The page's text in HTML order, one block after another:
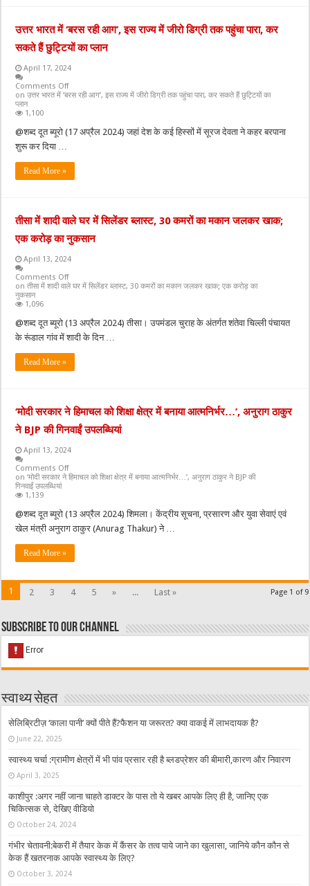
उत्तर भारत में ‘बरस रही आग’, इस राज्य में जीरो डिग्री तक पहुंचा पारा, कर
सकते हैं छुट्टियों का प्लान
April 17, 2024
Comments Off
on उत्तर भारत में ‘बरस रही आग’, इस राज्य में जीरो डिग्री तक पहुंचा पारा, कर सकते हैं छुट्टियों का
प्लान
1,100
@शब्द दूत ब्यूरो (17 अप्रैल 2024) जहां देश के कई हिस्सों में सूरज देवता ने कहर बरपाना
शुरू कर दिया …
Read More »
तीसा में शादी वाले घर में सिलेंडर ब्लास्ट, 30 कमरों का मकान जलकर खाक;
एक करोड़ का नुकसान
April 13, 2024
Comments Off
on तीसा में शादी वाले घर में सिलेंडर ब्लास्ट, 30 कमरों का मकान जलकर खाक; एक करोड़ का
नुकसान
1,096
@शब्द दूत ब्यूरो (13 अप्रैल 2024) तीसा। उपमंडल चुराह के अंतर्गत शंतेवा चिल्ली पंचायत
के रूंडाल गांव में शादी के दिन …
Read More »
‘मोदी सरकार ने हिमाचल को शिक्षा क्षेत्र में बनाया आत्मनिर्भर…’, अनुराग ठाकुर
ने BJP की गिनवाईं उपलब्धियां
April 13, 2024
Comments Off
on ‘मोदी सरकार ने हिमाचल को शिक्षा क्षेत्र में बनाया आत्मनिर्भर…’, अनुराग ठाकुर ने BJP की
गिनवाईं उपलब्धियां
1,139
@शब्द दूत ब्यूरो (13 अप्रैल 2024) शिमला। केंद्रीय सूचना, प्रसारण और युवा सेवाएं एवं
खेल मंत्री अनुराग ठाकुर (Anurag Thakur) ने …
Read More »
Page 1 of 9
1 2 3 4 5 » ... Last »
Subscribe to our Channel
स्वाथ्य सेहत
सेलिब्रिटीज़ ‘काला पानी’ क्यों पीते हैं?फैशन या जरूरत? क्या वाकई में लाभदायक है?
June 22, 2025
स्वास्थ्य चर्चा :ग्रामीण क्षेत्रों में भी पांव प्रसार रही है ब्लडप्रेशर की बीमारी,कारण और निवारण
April 3, 2025
काशीपुर :अगर नहीं जाना चाहते डाक्टर के पास तो ये खबर आपके लिए ही है, जानिए एक
चिकित्सक से, देखिए वीडियो
October 24, 2024
गंभीर चेतावनी:बेकरी में तैयार केक में कैंसर के तत्व पाये जाने का खुलासा, जानिये कौन कौन से
केक हैं खतरनाक आपके स्वास्थ्य के लिए?
October 3, 2024